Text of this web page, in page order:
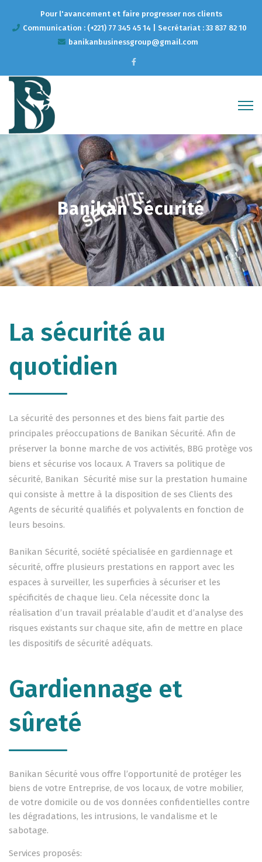
Pour l'avancement et faire progresser nos clients
Communication : (+221) 77 345 45 14 | Secrétariat : 33 837 82 10
banikanbusinessgroup@gmail.com
Banikan Sécurité
La sécurité au
quotidien
La sécurité des personnes et des biens fait partie des
principales préoccupations de Banikan Sécurité. Afin de
préserver la bonne marche de vos activités, BBG protège vos
biens et sécurise vos locaux. A Travers sa politique de
sécurité, Banikan Sécurité mise sur la prestation humaine
qui consiste à mettre à la disposition de ses Clients des
Agents de sécurité qualifiés et polyvalents en fonction de
leurs besoins.
Banikan Sécurité, société spécialisée en gardiennage et
sécurité, offre plusieurs prestations en rapport avec les
espaces à surveiller, les superficies à sécuriser et les
spécificités de chaque lieu. Cela nécessite donc la
réalisation d’un travail préalable d’audit et d’analyse des
risques existants sur chaque site, afin de mettre en place
les dispositifs de sécurité adéquats.
Gardiennage et
sûreté
Banikan Sécurité vous offre l’opportunité de protéger les
biens de votre Entreprise, de vos locaux, de votre mobilier,
de votre domicile ou de vos données confidentielles contre
les dégradations, les intrusions, le vandalisme et le
sabotage.
Services proposés: